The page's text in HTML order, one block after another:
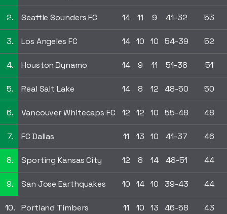
2. Seattle Sounders FC 14 11 9 41-32 53
3. Los Angeles FC 14 10 10 54-39 52
4. Houston Dynamo 14 9 11 51-38 51
5. Real Salt Lake 14 8 12 48-50 50
6. Vancouver Whitecaps FC 12 12 10 55-48 48
7. FC Dallas 11 13 10 41-37 46
8. Sporting Kansas City 12 8 14 48-51 44
9. San Jose Earthquakes 10 14 10 39-43 44
10. Portland Timbers 11 10 13 46-58 43